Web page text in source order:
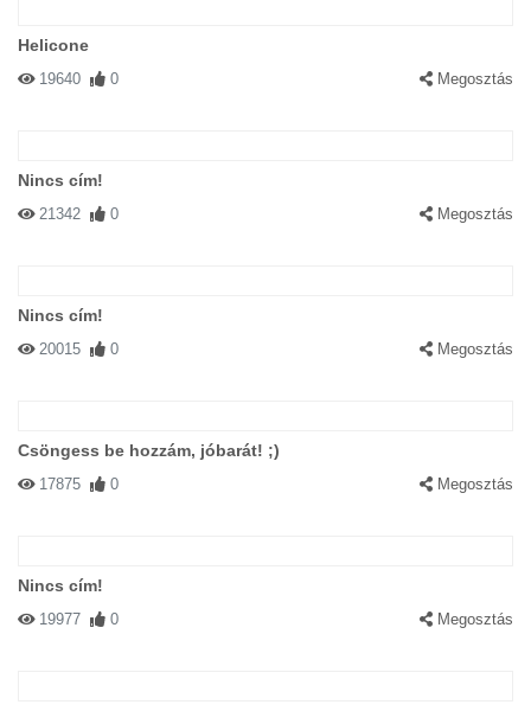
Helicone
19640 0 Megosztás
Nincs cím!
21342 0 Megosztás
Nincs cím!
20015 0 Megosztás
Csöngess be hozzám, jóbarát! ;)
17875 0 Megosztás
Nincs cím!
19977 0 Megosztás